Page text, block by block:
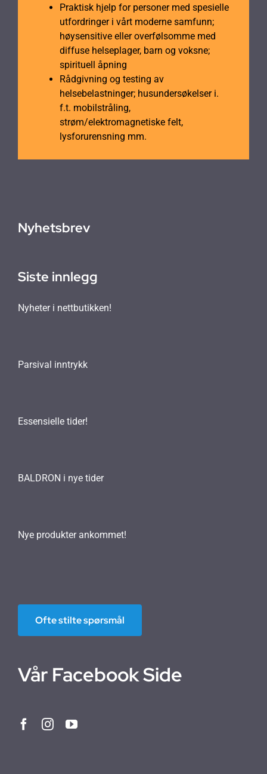
Praktisk hjelp for personer med spesielle
utfordringer i vårt moderne samfunn;
høysensitive eller overfølsomme med
diffuse helseplager, barn og voksne;
spirituell åpning
Rådgivning og testing av
helsebelastninger; husundersøkelser i.
f.t. mobilstråling,
strøm/elektromagnetiske felt,
lysforurensning mm.
Nyhetsbrev
Siste innlegg
Nyheter i nettbutikken!
Parsival inntrykk
Essensielle tider!
BALDRON i nye tider
Nye produkter ankommet!
Ofte stilte spørsmål
Vår Facebook Side